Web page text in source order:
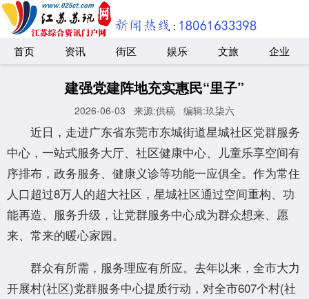
首页 资讯 街区 娱乐 文旅 企业
建强党建阵地充实惠民“里子”
2026-06-03 来源:供稿 编辑:玖柒六
近日，走进广东省东莞市东城街道星城社区党群服务
中心，一站式服务大厅、社区健康中心、儿童乐享空间有
序排布，政务服务、健康义诊等功能一应俱全。作为常住
人口超过8万人的超大社区，星城社区通过空间重构、功
能再造、服务升级，让党群服务中心成为群众想来、愿
来、常来的暖心家园。
群众有所需，服务理应有所应。去年以来，全市大力
开展村(社区)党群服务中心提质行动，对全市607个村(社